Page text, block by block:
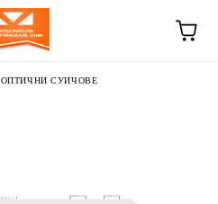
ОПТИЧНИ СУИЧОВЕ